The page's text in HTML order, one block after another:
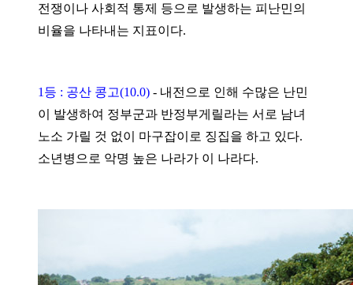
전쟁이나 사회적 통제 등으로 발생하는 피난민의
비율을 나타내는 지표이다.
1등 : 공산 콩고(10.0) - 내전으로 인해 수많은 난민
이 발생하여 정부군과 반정부게릴라는 서로 남녀
노소 가릴 것 없이 마구잡이로 징집을 하고 있다.
소년병으로 악명 높은 나라가 이 나라다.